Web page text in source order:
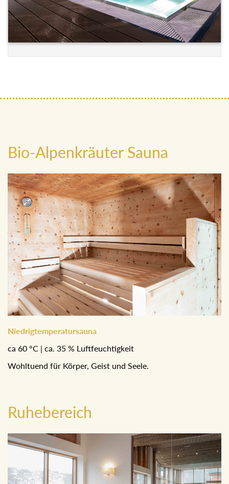
Bio-Alpenkräuter Sauna
Niedrigtemperatursauna
ca 60 °C | ca. 35 % Luftfeuchtigkeit
Wohltuend für Körper, Geist und Seele.
Ruhebereich